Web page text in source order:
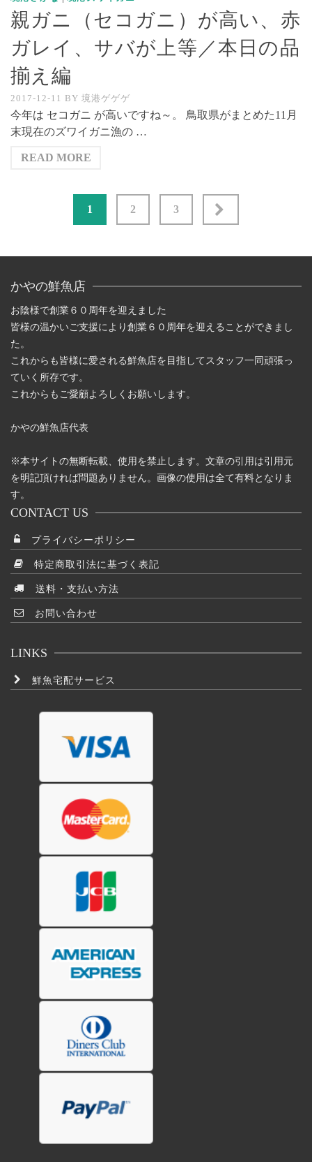
親ガニ（セコガニ）が高い、赤
ガレイ、サバが上等／本日の品
揃え編
2017-12-11 BY 境港ゲゲゲ
今年は セコガニ が高いですね～。 鳥取県がまとめた11月
末現在のズワイガニ漁の …
READ MORE
の
ペ
ー
ジ
送
り
1 2 3
かやの鮮魚店
お陰様で創業６０周年を迎えました
皆様の温かいご支援により創業６０周年を迎えることができまし
た。
これからも皆様に愛される鮮魚店を目指してスタッフ一同頑張っ
ていく所存です。
これからもご愛顧よろしくお願いします。
かやの鮮魚店代表
※本サイトの無断転載、使用を禁止します。文章の引用は引用元
を明記頂ければ問題ありません。画像の使用は全て有料となりま
す。
CONTACT US
プライバシーポリシー
特定商取引法に基づく表記
送料・支払い方法
お問い合わせ
LINKS
鮮魚宅配サービス